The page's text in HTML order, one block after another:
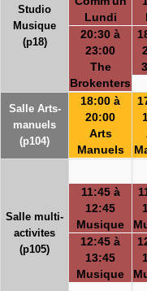
Studio
Musique
(p18)
Lundi
20:30 à
23:00
The
Brokenters
Salle Arts-
manuels
(p104)
18:00 à
20:00
Arts
Manuels
Salle multi-
activites
(p105)
11:45 à
12:45
Musique
12:45 à
13:45
Musique